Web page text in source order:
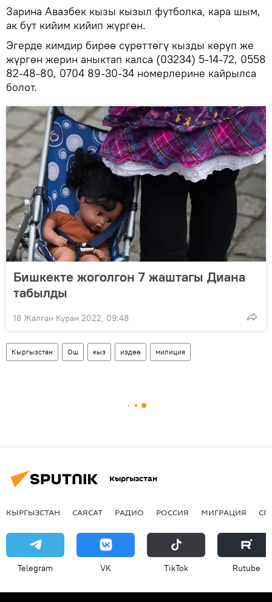
Зарина Авазбек кызы кызыл футболка, кара шым,
ак бут кийим кийип жүргөн.
Эгерде кимдир бирөө сүрөттөгү кызды көрүп же
жүргөн жерин аныктап калса (03234) 5-14-72, 0558
82-48-80, 0704 89-30-34 номерлерине кайрылса
болот.
Бишкекте жоголгон 7 жаштагы Диана
табылды
18 Жалган Куран 2022, 09:48
Кыргызстан Ош кыз издөө милиция
Кыргызстан
КЫРГЫЗСТАН САЯСАТ РАДИО РОССИЯ МИГРАЦИЯ
Telegram VK ТikТоk Rutube